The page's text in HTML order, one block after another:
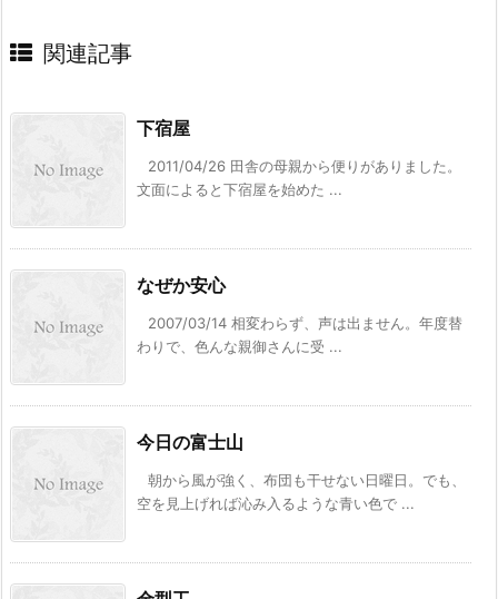
関連記事
下宿屋
2011/04/26 田舎の母親から便りがありました。
文面によると下宿屋を始めた ...
なぜか安心
2007/03/14 相変わらず、声は出ません。年度替
わりで、色んな親御さんに受 ...
今日の富士山
朝から風が強く、布団も干せない日曜日。でも、
空を見上げれば沁み入るような青い色で ...